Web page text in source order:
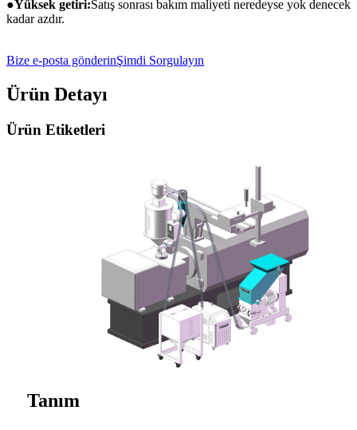
●Yüksek getiri:Satış sonrası bakım maliyeti neredeyse yok denecek
kadar azdır.
Bize e-posta gönderinŞimdi Sorgulayın
Ürün Detayı
Ürün Etiketleri
Tanım